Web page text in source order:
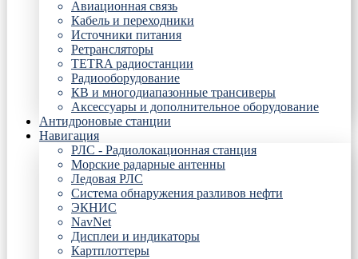
Авиационная связь
Кабель и переходники
Источники питания
Ретрансляторы
TETRA радиостанции
Радиооборудование
КВ и многодиапазонные трансиверы
Аксессуары и дополнительное оборудование
Антидроновые станции
Навигация
РЛС - Радиолокационная станция
Морские радарные антенны
Ледовая РЛС
Система обнаружения разливов нефти
ЭКНИС
NavNet
Дисплеи и индикаторы
Картплоттеры